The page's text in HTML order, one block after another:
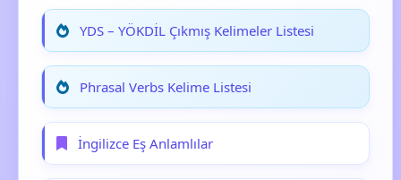
YDS – YÖKDİL Çıkmış Kelimeler Listesi
Phrasal Verbs Kelime Listesi
İngilizce Eş Anlamlılar